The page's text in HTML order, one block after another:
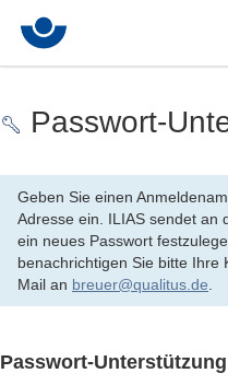
Passwort-
Geben Sie einen
Adresse ein. ILIAS sendet an
ein neues Passwort
benachrichtigen Sie bitte Ihre
Mail an breuer@qualitus.de
Passwort-Unterstützung